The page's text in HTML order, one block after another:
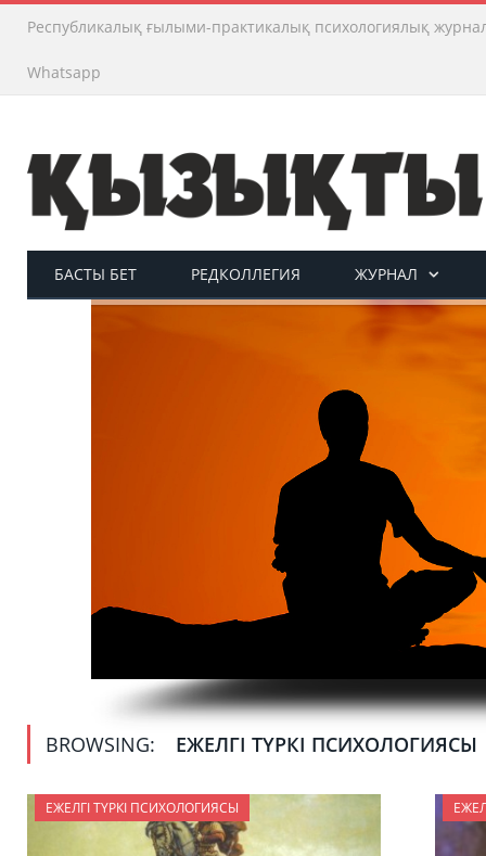
Республикалық ғылыми-практикалық психологиялық
Whatsapp
БАСТЫ БЕТ РЕДКОЛЛЕГИЯ ЖУРНАЛ
BROWSING: ЕЖЕЛГІ ТҮРКІ ПСИХОЛОГИЯСЫ
ЕЖЕЛГІ ТҮРКІ ПСИХОЛОГИЯСЫ